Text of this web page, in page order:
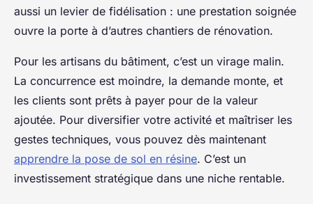
aussi un levier de fidélisation : une prestation soignée
ouvre la porte à d’autres chantiers de rénovation.
Pour les artisans du bâtiment, c’est un virage malin.
La concurrence est moindre, la demande monte, et
les clients sont prêts à payer pour de la valeur
ajoutée. Pour diversifier votre activité et maîtriser les
gestes techniques, vous pouvez dès maintenant
apprendre la pose de sol en résine. C’est un
investissement stratégique dans une niche rentable.